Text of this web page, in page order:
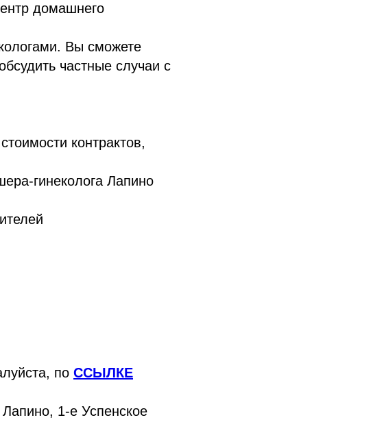
домашнего
Вы сможете
частные случаи с
контрактов,
гинеколога Лапино
по ССЫЛКЕ
1-е Успенское